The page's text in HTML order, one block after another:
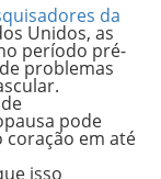
da
Unidos, as
período pré-
problemas
pode
coração em até
isso